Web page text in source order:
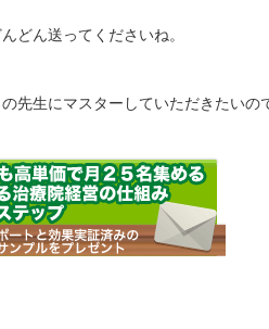
どん送ってくださいね。
先生にマスターしていただきたいの